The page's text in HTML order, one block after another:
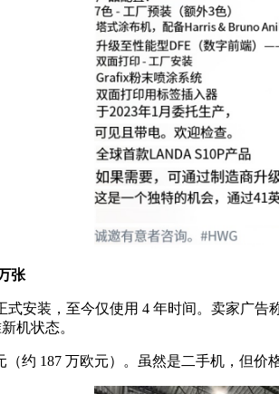
张
式安装，至今仅使用 4 年时间。卖家广
机状态。
（约 187 万欧元）。虽然是二手机，但